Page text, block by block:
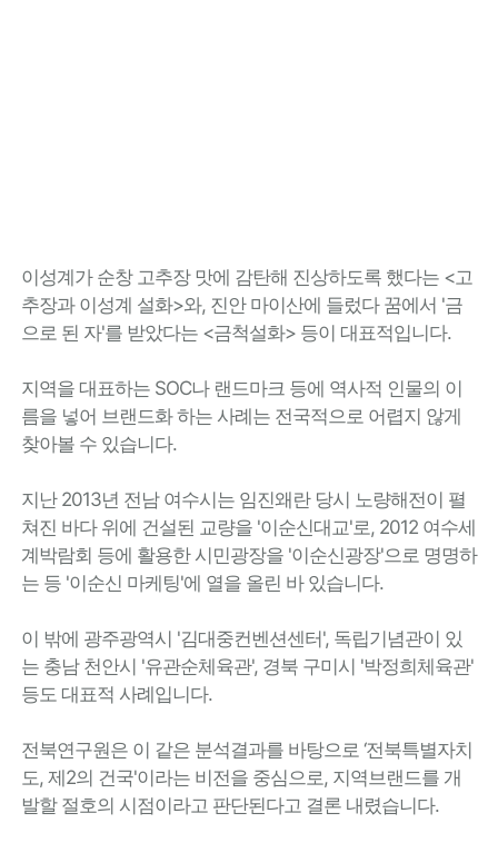
이성계가 순창 고추장 맛에 감탄해 진상하도록 했다는 <고
추장과 이성계 설화>와, 진안 마이산에 들렀다 꿈에서 '금
으로 된 자'를 받았다는 <금척설화> 등이 대표적입니다.
지역을 대표하는 SOC나 랜드마크 등에 역사적 인물의 이
름을 넣어 브랜드화 하는 사례는 전국적으로 어렵지 않게
찾아볼 수 있습니다.
지난 2013년 전남 여수시는 임진왜란 당시 노량해전이 펼
쳐진 바다 위에 건설된 교량을 '이순신대교'로, 2012 여수세
계박람회 등에 활용한 시민광장을 '이순신광장'으로 명명하
는 등 '이순신 마케팅'에 열을 올린 바 있습니다.
이 밖에 광주광역시 '김대중컨벤션센터', 독립기념관이 있
는 충남 천안시 '유관순체육관', 경북 구미시 '박정희체육관'
등도 대표적 사례입니다.
전북연구원은 이 같은 분석결과를 바탕으로 ‘전북특별자치
도, 제2의 건국'이라는 비전을 중심으로, 지역브랜드를 개
발할 절호의 시점이라고 판단된다고 결론 내렸습니다.